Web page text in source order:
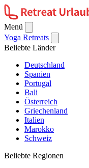
Menü
Yoga Retreats
Beliebte Länder
Deutschland
Spanien
Portugal
Bali
Österreich
Griechenland
Italien
Marokko
Schweiz
Beliebte Regionen